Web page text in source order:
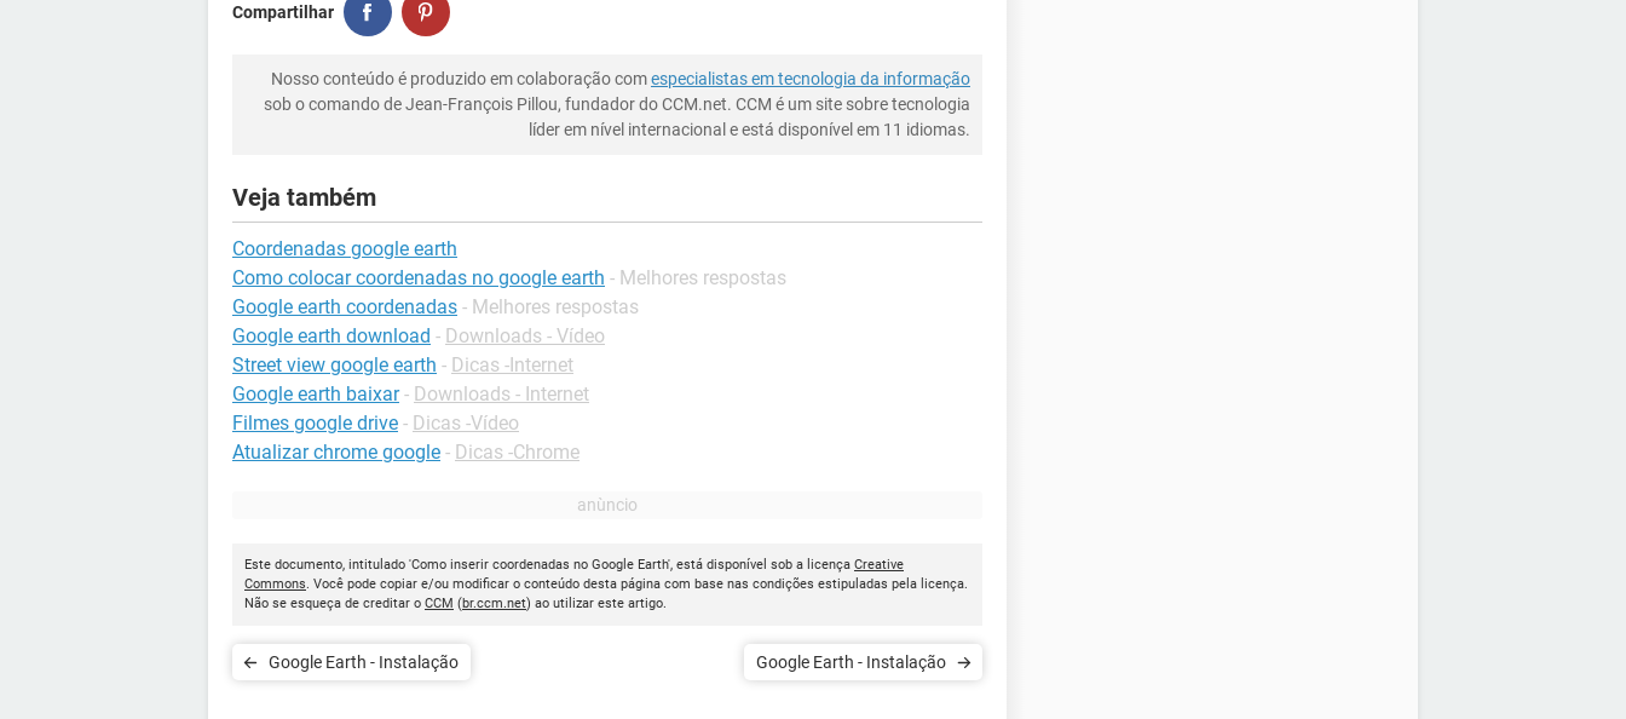
Compartilhar
Nosso conteúdo é produzido em colaboração comespecialistas em tecnologia da informação
sob o comando de Jean-François Pillou, fundador do CCM.net. CCM é um site sobre tecnologia
líder em nível internacional e está disponível em 11 idiomas.
Veja também
Coordenadas google earth
Como colocar coordenadas no google earth - Melhores respostas
Google earth coordenadas - Melhores respostas
Google earth download - Downloads - Vídeo
Street view google earth - Dicas -Internet
Google earth baixar - Downloads - Internet
Filmes google drive - Dicas -Vídeo
Atualizar chrome google - Dicas -Chrome
Este documento, intitulado 'Como inserir coordenadas no Google Earth', está disponível sob a licença Creative
Commons. Você pode copiar e/ou modificar o conteúdo desta página com base nas condições estipuladas pela licença.
Não se esqueça de creditar o CCM (br.ccm.net) ao utilizar este artigo.
Google Earth - Instalação Google Earth - Instalação